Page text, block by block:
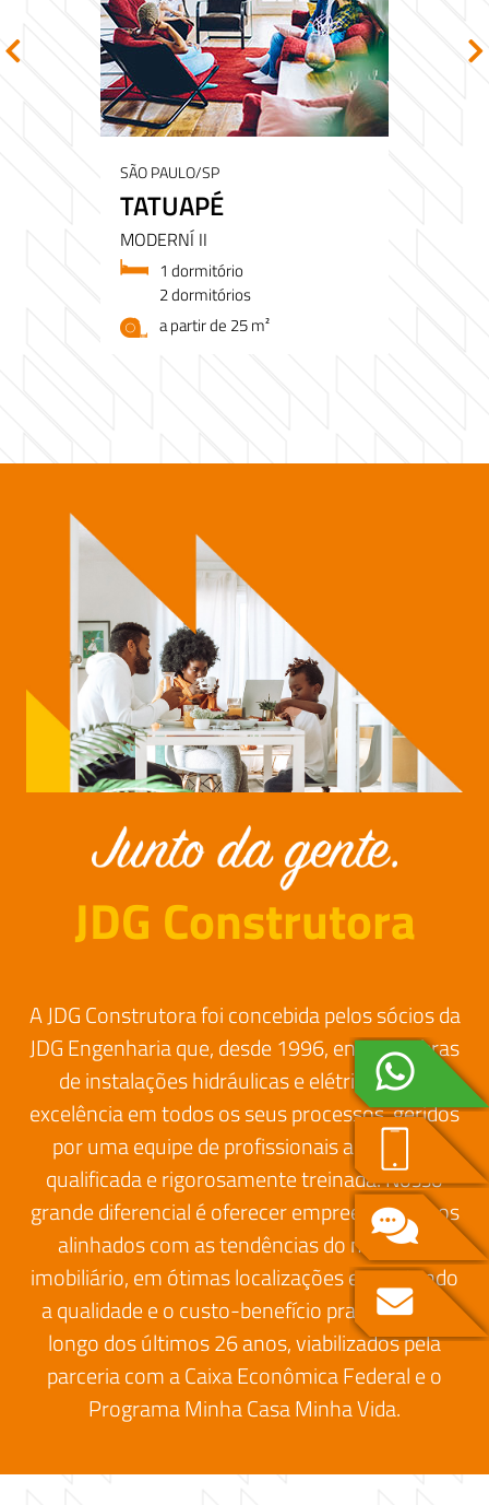
SÃO PAULO/SP
TATUAPÉ
MODERNÍ II
1 dormitório
2 dormitórios
a partir de 25 m²
JDG Construtora
A JDG Construtora foi concebida pelos sócios da
JDG Engenharia que, desde 1996, entrega obras
de instalações hidráulicas e elétricas com
excelência em todos os seus processos, geridos
por uma equipe de profissionais altamente
qualificada e rigorosamente treinada. Nosso
grande diferencial é oferecer empreendimentos
alinhados com as tendências do mercado
imobiliário, em ótimas localizações e mantendo
a qualidade e o custo-benefício praticados ao
longo dos últimos 26 anos, viabilizados pela
parceria com a Caixa Econômica Federal e o
Programa Minha Casa Minha Vida.